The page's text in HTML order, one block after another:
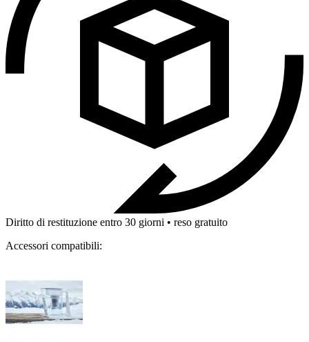
Diritto di restituzione entro 30 giorni • reso gratuito
Accessori compatibili: